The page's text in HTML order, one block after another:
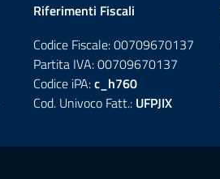
Riferimenti Fiscali
Codice Fiscale: 00709670137
Partita IVA: 00709670137
Codice iPA:c_h760
Cod. Univoco Fatt.: UFPJIX